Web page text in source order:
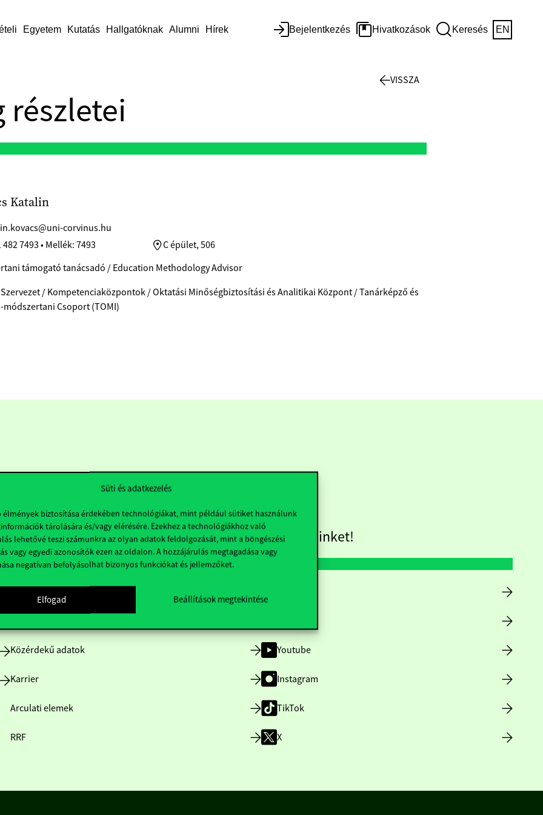
Süti és adatkezelés
élmények biztosítása érdekében technológiákat, mint például sütiket használunk
tárolására és/vagy elérésére. Ezekhez a technológiákhoz való
lehetővé teszi számunkra az olyan adatok feldolgozását, mint a böngészési
vagy egyedi azonosítók ezen az oldalon. A hozzájárulás megtagadása vagy
negatívan befolyásolhat bizonyos funkciókat és jellemzőket.
Elfogad Beállítások megtekintése
Egyetem Kutatás Hallgatóknak Alumni Hírek Bejelentkezés Hivatkozások Keresés EN
részletei
Katalin
corvinus.hu
482 7493 • Mellék: 7493
C épület, 506
támogató tanácsadó / Education Methodology Advisor
/ Kompetenciaközpontok / Oktatási Minőségbiztosítási és Analitikai Központ / Tanárképző és
módszertani Csoport (TOMI)
VISSZA
Hasznos linkek
Közérdekű adatok
Karrier
Arculati elemek
RRF
Kövess minket!
Youtube
Instagram
TikTok
X